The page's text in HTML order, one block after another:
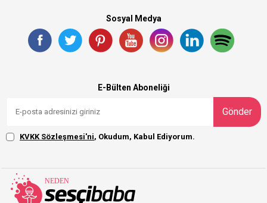
Sosyal Medya
E-Bülten Aboneliği
Gönder
KVKK Sözleşmesi'ni, Okudum, Kabul Ediyorum.